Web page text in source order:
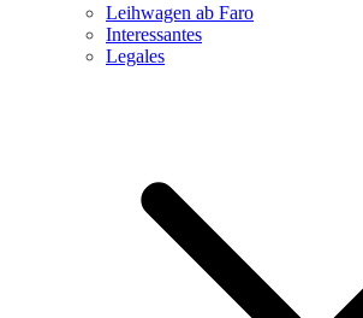
Leihwagen ab Faro
Interessantes
Legales